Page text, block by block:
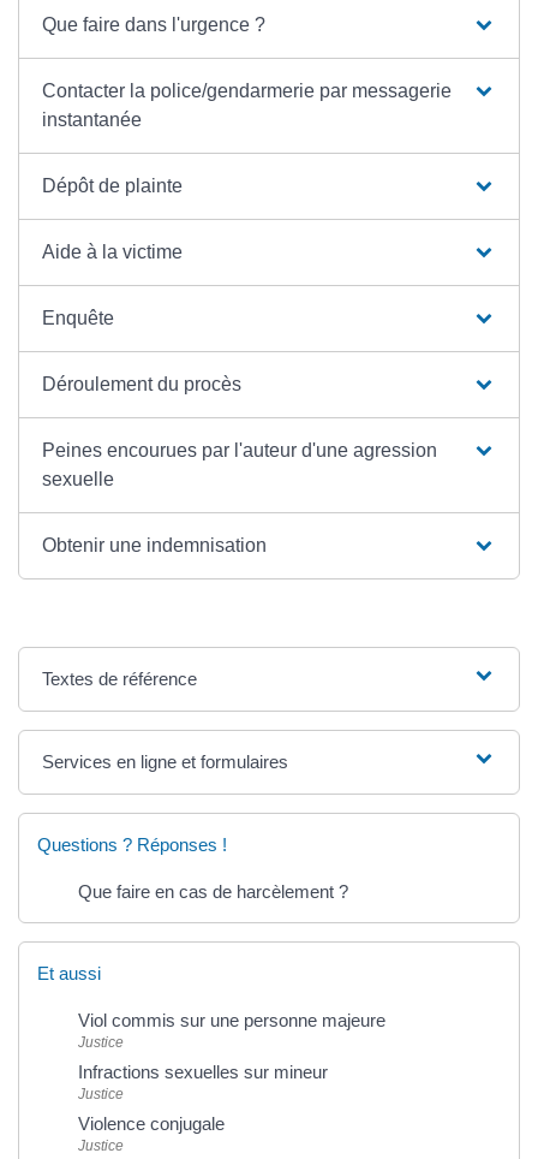
Que faire dans l'urgence ?
Contacter la police/gendarmerie par messagerie
instantanée
Dépôt de plainte
Aide à la victime
Enquête
Déroulement du procès
Peines encourues par l'auteur d'une agression
sexuelle
Obtenir une indemnisation
Textes de référence
Services en ligne et formulaires
Questions ? Réponses !
Que faire en cas de harcèlement ?
Et aussi
Viol commis sur une personne majeure
Justice
Infractions sexuelles sur mineur
Justice
Violence conjugale
Justice